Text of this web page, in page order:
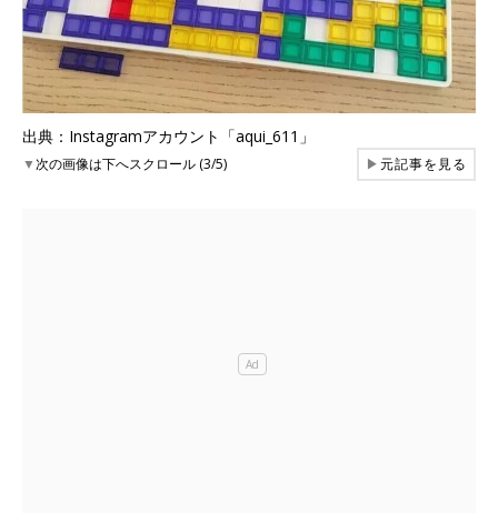
出典：Instagramアカウント「aqui_611」
▼次の画像は下へスクロール (3/5) ▶元記事を見る